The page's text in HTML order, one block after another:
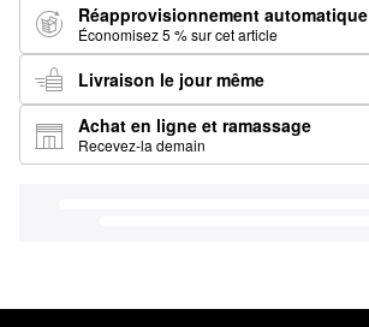
Réapprovisionnement automatique
Économisez 5 % sur cet article
Livraison le jour même
Achat en ligne et ramassage
Recevez-la demain